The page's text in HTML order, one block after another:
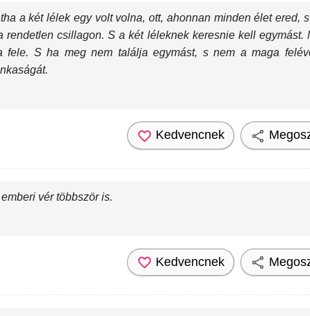
a két lélek egy volt volna, ott, ahonnan minden élet ered,
csillagon. S a két léleknek keresnie kell egymást.
fele. S ha meg nem találja egymást, s nem a maga
Kedvencnek
vér többször is.
Kedvencnek